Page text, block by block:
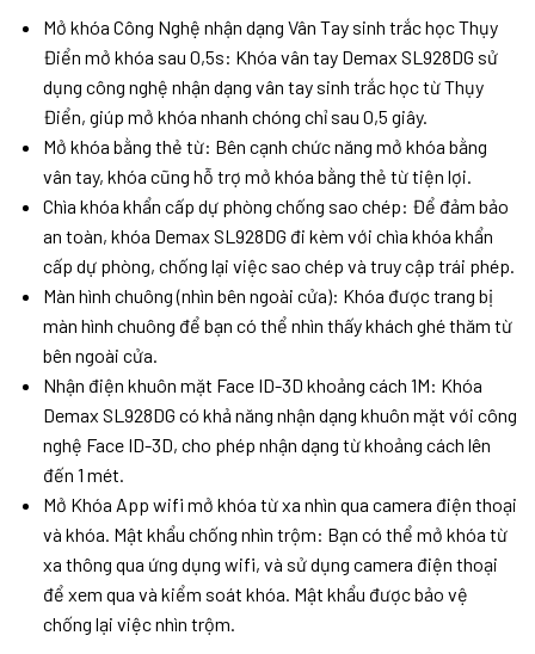
Mở khóa Công Nghệ nhận dạng Vân Tay sinh trắc học Thụy
Điển mở khóa sau 0,5s: Khóa vân tay Demax SL928DG sử
dụng công nghệ nhận dạng vân tay sinh trắc học từ Thụy
Điển, giúp mở khóa nhanh chóng chỉ sau 0,5 giây.
Mở khóa bằng thẻ từ: Bên cạnh chức năng mở khóa bằng
vân tay, khóa cũng hỗ trợ mở khóa bằng thẻ từ tiện lợi.
Chìa khóa khẩn cấp dự phòng chống sao chép: Để đảm bảo
an toàn, khóa Demax SL928DG đi kèm với chìa khóa khẩn
cấp dự phòng, chống lại việc sao chép và truy cập trái phép.
Màn hình chuông (nhìn bên ngoài cửa): Khóa được trang bị
màn hình chuông để bạn có thể nhìn thấy khách ghé thăm từ
bên ngoài cửa.
Nhận điện khuôn mặt Face ID-3D khoảng cách 1M: Khóa
Demax SL928DG có khả năng nhận dạng khuôn mặt với công
nghệ Face ID-3D, cho phép nhận dạng từ khoảng cách lên
đến 1 mét.
Mở Khóa App wifi mở khóa từ xa nhìn qua camera điện thoại
và khóa. Mật khẩu chống nhìn trộm: Bạn có thể mở khóa từ
xa thông qua ứng dụng wifi, và sử dụng camera điện thoại
để xem qua và kiểm soát khóa. Mật khẩu được bảo vệ
chống lại việc nhìn trộm.